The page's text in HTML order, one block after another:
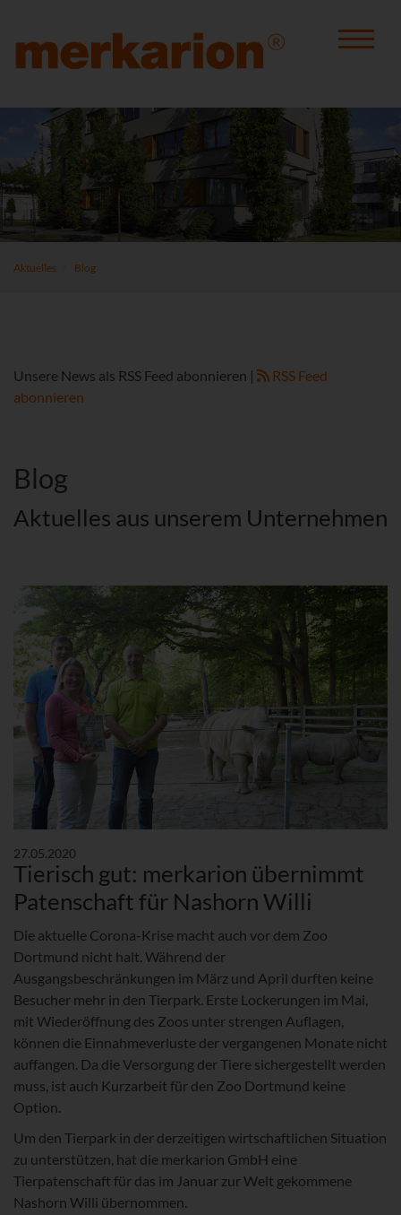
Aktuelles Blog
Unsere News als RSS Feed abonnieren |
RSS Feed
abonnieren
Blog
Aktuelles aus unserem Unternehmen
27.05.2020
Tierisch gut: merkarion übernimmt
Patenschaft für Nashorn Willi
Die aktuelle Corona-Krise macht auch vor dem Zoo
Dortmund nicht halt. Während der
Ausgangsbeschränkungen im März und April durften keine
Besucher mehr in den Tierpark. Erste Lockerungen im Mai,
mit Wiederöffnung des Zoos unter strengen Auflagen,
können die Einnahmeverluste der vergangenen Monate nicht
auffangen. Da die Versorgung der Tiere sichergestellt werden
muss, ist auch Kurzarbeit für den Zoo Dortmund keine
Option.
Um den Tierpark in der derzeitigen wirtschaftlichen Situation
zu unterstützen, hat die merkarion GmbH eine
Tierpatenschaft für das im Januar zur Welt gekommene
Nashorn Willi übernommen.